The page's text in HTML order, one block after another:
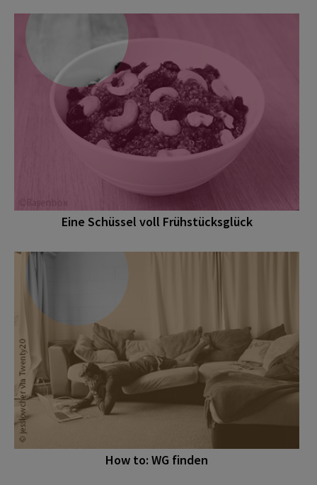
Eine Schüssel voll Frühstücksglück
How to: WG finden